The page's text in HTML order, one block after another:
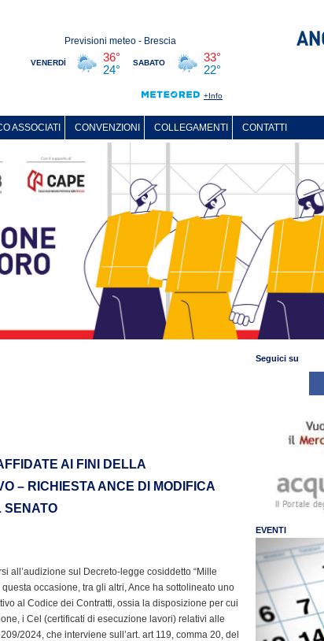
ASSOCIATI CONVENZIONI COLLEGAMENTI CONTATTI
AI FINI DELLA
– RICHIESTA ANCE DI MODIFICA
SENATO
all’audizione sul Decreto-legge cosiddetto “Mille
occasione, tra gli altri, Ance ha sottolineato uno
al Codice dei Contratti, ossia la disposizione per cui
i Cel (certificati di esecuzione lavori) relativi alle
2024, che interviene sull’art. art 119, comma 20, del
Seguici su
EVENTI